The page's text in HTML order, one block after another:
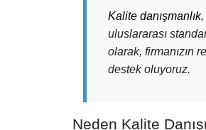
Kalite danışmanlık,
uluslararası
olarak, firmanızın
destek oluyoruz.
Neden Kalite